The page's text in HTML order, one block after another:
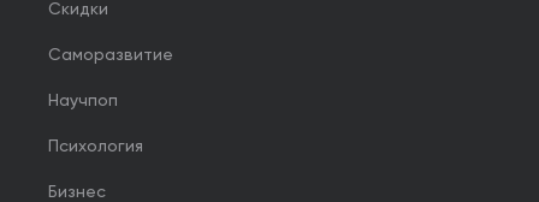
Скидки
Саморазвитие
Научпоп
Психология
Бизнес